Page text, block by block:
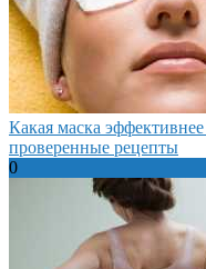
Какая маска
проверенные рецепты
0